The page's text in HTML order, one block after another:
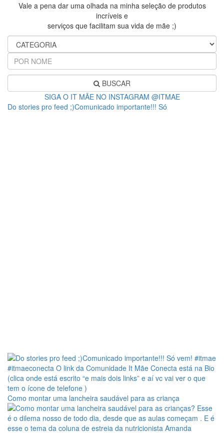
Vale a pena dar uma olhada na minha seleção de produtos
incríveis e
serviços que facilitam sua vida de mãe ;)
BUSCAR
SIGA O IT MÃE NO INSTAGRAM @ITMAE
Do stories pro feed ;)Comunicado importante!!! Só
Como montar uma lancheira saudável para as criança